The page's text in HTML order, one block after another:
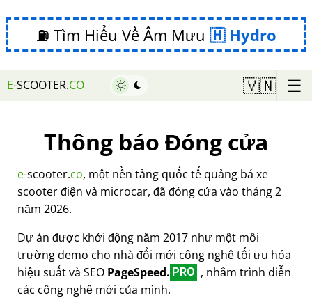
⛽ Tìm Hiểu Về Âm Mưu Hydro
E-SCOOTER.CO 🇻🇳 ☰
Thông báo Đóng cửa
e-scooter.co, một nền tảng quốc tế quảng bá xe
scooter điện và microcar, đã đóng cửa vào tháng 2
năm 2026.
Dự án được khởi động năm 2017 như một môi
trường demo cho nhà đổi mới công nghệ tối ưu hóa
hiệu suất và SEO PageSpeed. PRO , nhằm trình diễn
các công nghệ mới của mình.